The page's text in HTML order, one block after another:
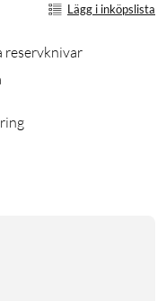
Lägg i inköpslista
reservknivar